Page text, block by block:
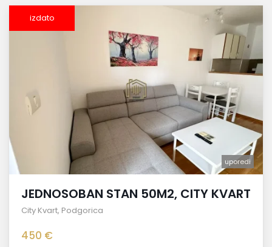
izdato
uporedi
JEDNOSOBAN STAN 50M2, CITY KVART
City Kvart, Podgorica
450 €